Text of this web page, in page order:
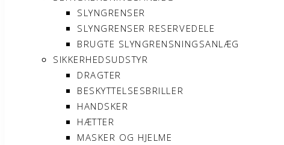
SLYNGRENSER
SLYNGRENSER RESERVEDELE
BRUGTE SLYNGRENSNINGSANLÆG
SIKKERHEDSUDSTYR
DRAGTER
BESKYTTELSESBRILLER
HANDSKER
HÆTTER
MASKER OG HJELME